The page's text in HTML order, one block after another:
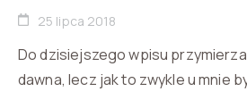
25 lipca 2018
Do dzisiejszego wpisu
dawna, lecz jak to zwykle u mnie